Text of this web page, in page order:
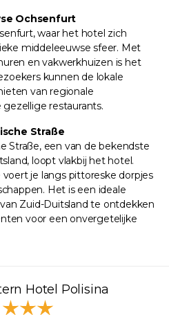
Ochsenfurt
waar het hotel zich
middeleeuwse sfeer. Met
en vakwerkhuizen is het
kunnen de lokale
van regionale
restaurants.
Straße
Straße, een van de bekendste
loopt vlakbij het hotel.
je langs pittoreske dorpjes
Het is een ideale
Zuid-Duitsland te ontdekken
voor een onvergetelijke
Hotel Polisina